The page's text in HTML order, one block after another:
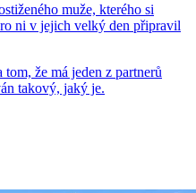
muže, kterého si
ni v jejich velký den připravil
že má jeden z partnerů
takový, jaký je.